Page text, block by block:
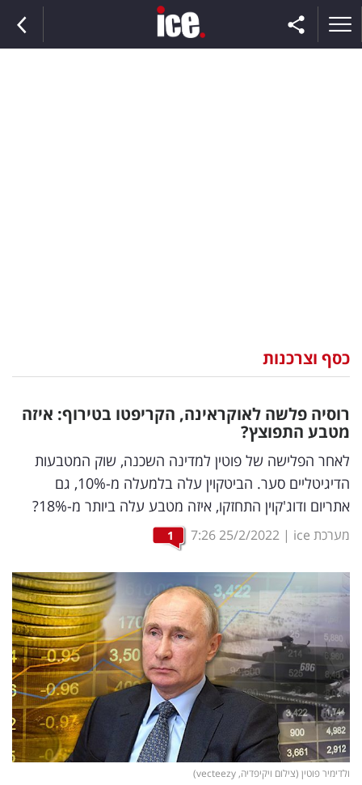
וצרכנות
דיגיטל
וטק
שיווק
ופרסום
מדדים
ומחקרים
דעות
רכילות
עסקית
קריפטו
כסף וצרכנות
רוסיה פלשה לאוקראינה, הקריפטו בטירוף: איזה
מטבע התפוצץ?
לאחר הפלישה של פוטין למדינה השכנה, שוק המטבעות
הדיגיטליים סער. הביטקוין עלה בלמעלה מ-10%, גם
אתריום ודוג'קוין התחזקו, איזה מטבע עלה ביותר מ-18%?
מערכת ice |
25/2/2022
7:26
1
ולדימיר פוטין (צילום ויקיפדיה, vecteezy)